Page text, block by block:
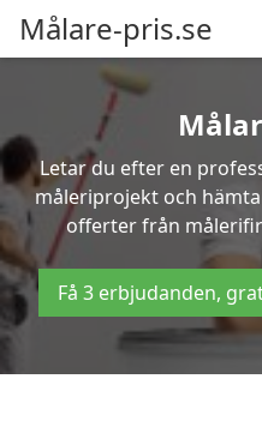
Målare-pris.se
Letar du efter en
måleriprojekt och
offerter från
Få 3 erbjudanden,